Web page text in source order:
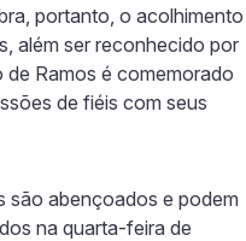
portanto, o acolhimento
além ser reconhecido por
de Ramos é comemorado
de fiéis com seus
são abençoados e podem
na quarta-feira de